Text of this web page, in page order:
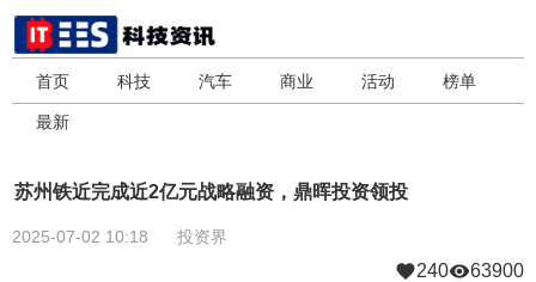
首页 科技 汽车 商业 活动 榜单
最新
苏州铁近完成近2亿元战略融资，鼎晖投资领投
2025-07-02 10:18 投资界
240 63900